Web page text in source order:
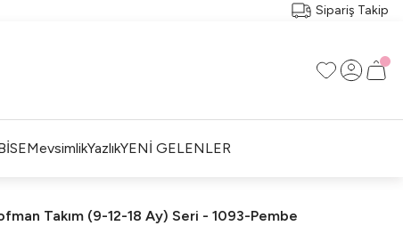
Sipariş Takip
MevsimlikYazlıkYENİ GELENLER
Takım (9-12-18 Ay) Seri - 1093-Pembe